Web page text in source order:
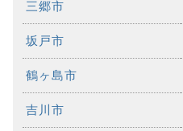
三郷市
坂戸市
鶴ヶ島市
吉川市